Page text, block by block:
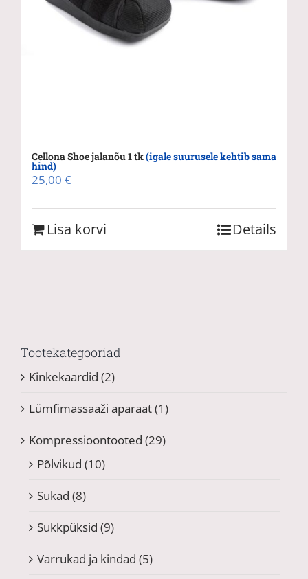
Cellona Shoe jalanõu 1 tk(igale suurusele kehtib sama
hind)
25,00 €
Lisa korvi Details
Tootekategooriad
Kinkekaardid (2)
Lümfimassaaži aparaat(1)
Kompressioontooted (29)
Põlvikud (10)
Sukad (8)
Sukkpüksid (9)
Varrukad ja kindad (5)